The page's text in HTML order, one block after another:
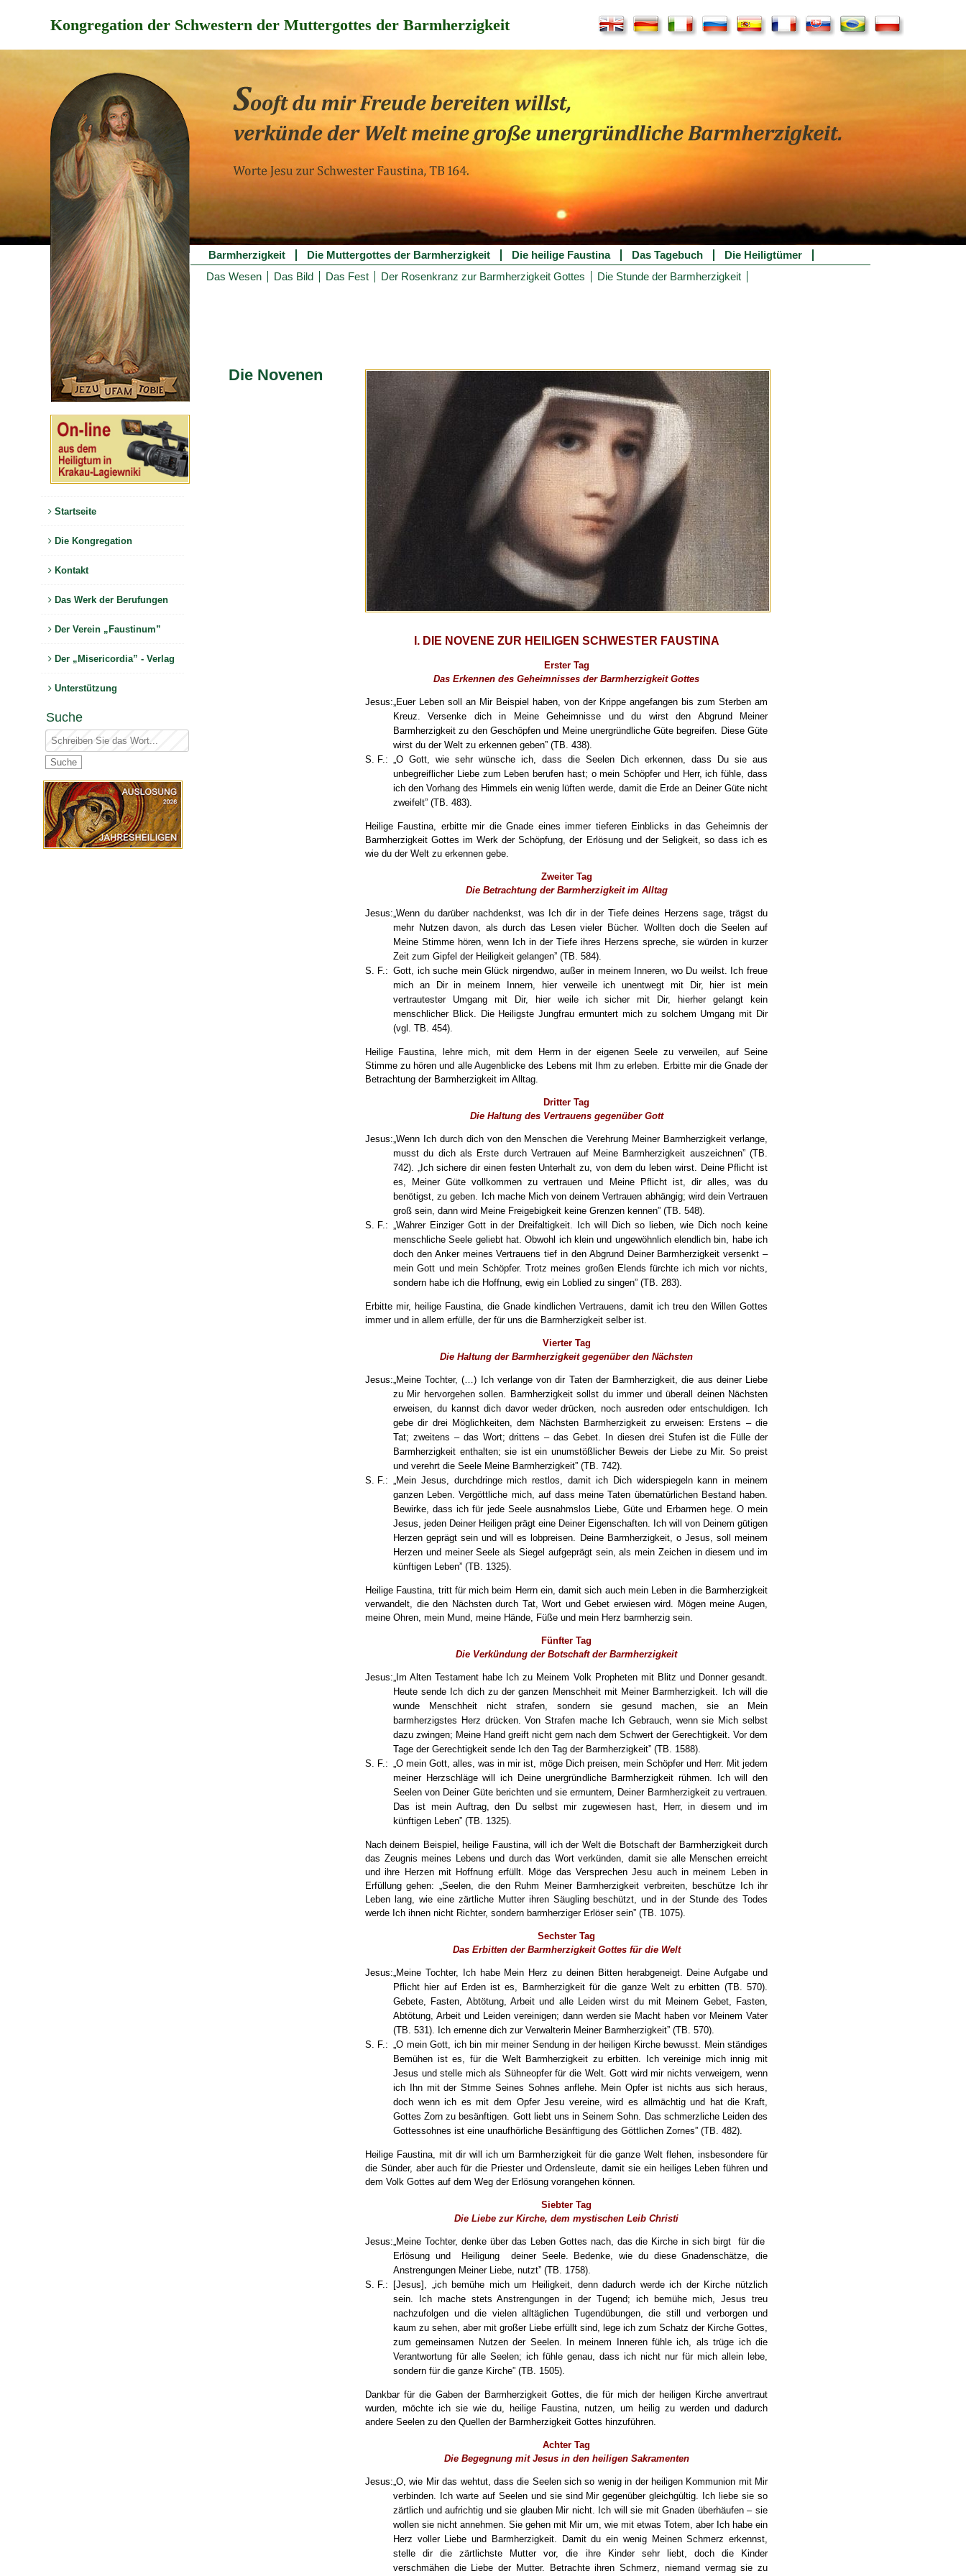
Kongregation der Schwestern der Muttergottes der Barmherzigkeit
Startseite
Die Kongregation
Kontakt
Das Werk der Berufungen
Der Verein „Faustinum”
Der „Misericordia” - Verlag
Unterstützung
Suche
Barmherzigkeit Die Muttergottes der Barmherzigkeit Die heilige Faustina Das Tagebuch
Die Heiligtümer
Das Wesen
Das Bild Das Fest Der Rosenkranz zur Barmherzigkeit Gottes Die Stunde der Barmherzigkeit
Die Novenen
I. DIE NOVENE ZUR HEILIGEN SCHWESTER FAUSTINA
Erster Tag
Das Erkennen des Geheimnisses der Barmherzigkeit Gottes
Jesus:„Euer Leben soll an Mir Beispiel haben, von der Krippe angefangen bis zum Sterben am
Kreuz. Versenke dich in Meine Geheimnisse und du wirst den Abgrund Meiner
Barmherzigkeit zu den Geschöpfen und Meine unergründliche Güte begreifen. Diese Güte
wirst du der Welt zu erkennen geben” (TB. 438).
S. F.: „O Gott, wie sehr wünsche ich, dass die Seelen Dich erkennen, dass Du sie aus
unbegreiflicher Liebe zum Leben berufen hast; o mein Schöpfer und Herr, ich fühle, dass
ich den Vorhang des Himmels ein wenig lüften werde, damit die Erde an Deiner Güte nicht
zweifelt” (TB. 483).
Heilige Faustina, erbitte mir die Gnade eines immer tieferen Einblicks in das Geheimnis der
Barmherzigkeit Gottes im Werk der Schöpfung, der Erlösung und der Seligkeit, so dass ich es
wie du der Welt zu erkennen gebe.
Zweiter Tag
Die Betrachtung der Barmherzigkeit im Alltag
Jesus:„Wenn du darüber nachdenkst, was Ich dir in der Tiefe deines Herzens sage, trägst du
mehr Nutzen davon, als durch das Lesen vieler Bücher. Wollten doch die Seelen auf
Meine Stimme hören, wenn Ich in der Tiefe ihres Herzens spreche, sie würden in kurzer
Zeit zum Gipfel der Heiligkeit gelangen” (TB. 584).
S. F.: Gott, ich suche mein Glück nirgendwo, außer in meinem Inneren, wo Du weilst. Ich freue
mich an Dir in meinem Innern, hier verweile ich unentwegt mit Dir, hier ist mein
vertrautester Umgang mit Dir, hier weile ich sicher mit Dir, hierher gelangt kein
menschlicher Blick. Die Heiligste Jungfrau ermuntert mich zu solchem Umgang mit Dir
(vgl. TB. 454).
Heilige Faustina, lehre mich, mit dem Herrn in der eigenen Seele zu verweilen, auf Seine
Stimme zu hören und alle Augenblicke des Lebens mit Ihm zu erleben. Erbitte mir die Gnade der
Betrachtung der Barmherzigkeit im Alltag.
Dritter Tag
Die Haltung des Vertrauens gegenüber Gott
Jesus:„Wenn Ich durch dich von den Menschen die Verehrung Meiner Barmherzigkeit verlange,
musst du dich als Erste durch Vertrauen auf Meine Barmherzigkeit auszeichnen” (TB.
742). „Ich sichere dir einen festen Unterhalt zu, von dem du leben wirst. Deine Pflicht ist
es, Meiner Güte vollkommen zu vertrauen und Meine Pflicht ist, dir alles, was du
benötigst, zu geben. Ich mache Mich von deinem Vertrauen abhängig; wird dein Vertrauen
groß sein, dann wird Meine Freigebigkeit keine Grenzen kennen” (TB. 548).
S. F.: „Wahrer Einziger Gott in der Dreifaltigkeit. Ich will Dich so lieben, wie Dich noch keine
menschliche Seele geliebt hat. Obwohl ich klein und ungewöhnlich elendlich bin, habe ich
doch den Anker meines Vertrauens tief in den Abgrund Deiner Barmherzigkeit versenkt –
mein Gott und mein Schöpfer. Trotz meines großen Elends fürchte ich mich vor nichts,
sondern habe ich die Hoffnung, ewig ein Loblied zu singen” (TB. 283).
Erbitte mir, heilige Faustina, die Gnade kindlichen Vertrauens, damit ich treu den Willen Gottes
immer und in allem erfülle, der für uns die Barmherzigkeit selber ist.
Vierter Tag
Die Haltung der Barmherzigkeit gegenüber den Nächsten
Jesus:„Meine Tochter, (…) Ich verlange von dir Taten der Barmherzigkeit, die aus deiner Liebe
zu Mir hervorgehen sollen. Barmherzigkeit sollst du immer und überall deinen Nächsten
erweisen, du kannst dich davor weder drücken, noch ausreden oder entschuldigen. Ich
gebe dir drei Möglichkeiten, dem Nächsten Barmherzigkeit zu erweisen: Erstens – die
Tat; zweitens – das Wort; drittens – das Gebet. In diesen drei Stufen ist die Fülle der
Barmherzigkeit enthalten; sie ist ein unumstößlicher Beweis der Liebe zu Mir. So preist
und verehrt die Seele Meine Barmherzigkeit” (TB. 742).
S. F.: „Mein Jesus, durchdringe mich restlos, damit ich Dich widerspiegeln kann in meinem
ganzen Leben. Vergöttliche mich, auf dass meine Taten übernatürlichen Bestand haben.
Bewirke, dass ich für jede Seele ausnahmslos Liebe, Güte und Erbarmen hege. O mein
Jesus, jeden Deiner Heiligen prägt eine Deiner Eigenschaften. Ich will von Deinem gütigen
Herzen geprägt sein und will es lobpreisen. Deine Barmherzigkeit, o Jesus, soll meinem
Herzen und meiner Seele als Siegel aufgeprägt sein, als mein Zeichen in diesem und im
künftigen Leben” (TB. 1325).
Heilige Faustina, tritt für mich beim Herrn ein, damit sich auch mein Leben in die Barmherzigkeit
verwandelt, die den Nächsten durch Tat, Wort und Gebet erwiesen wird. Mögen meine Augen,
meine Ohren, mein Mund, meine Hände, Füße und mein Herz barmherzig sein.
Fünfter Tag
Die Verkündung der Botschaft der Barmherzigkeit
Jesus:„Im Alten Testament habe Ich zu Meinem Volk Propheten mit Blitz und Donner gesandt.
Heute sende Ich dich zu der ganzen Menschheit mit Meiner Barmherzigkeit. Ich will die
wunde Menschheit nicht strafen, sondern sie gesund machen, sie an Mein
barmherzigstes Herz drücken. Von Strafen mache Ich Gebrauch, wenn sie Mich selbst
dazu zwingen; Meine Hand greift nicht gern nach dem Schwert der Gerechtigkeit. Vor dem
Tage der Gerechtigkeit sende Ich den Tag der Barmherzigkeit” (TB. 1588).
S. F.: „O mein Gott, alles, was in mir ist, möge Dich preisen, mein Schöpfer und Herr. Mit jedem
meiner Herzschläge will ich Deine unergründliche Barmherzigkeit rühmen. Ich will den
Seelen von Deiner Güte berichten und sie ermuntern, Deiner Barmherzigkeit zu vertrauen.
Das ist mein Auftrag, den Du selbst mir zugewiesen hast, Herr, in diesem und im
künftigen Leben” (TB. 1325).
Nach deinem Beispiel, heilige Faustina, will ich der Welt die Botschaft der Barmherzigkeit durch
das Zeugnis meines Lebens und durch das Wort verkünden, damit sie alle Menschen erreicht
und ihre Herzen mit Hoffnung erfüllt. Möge das Versprechen Jesu auch in meinem Leben in
Erfüllung gehen: „Seelen, die den Ruhm Meiner Barmherzigkeit verbreiten, beschütze Ich ihr
Leben lang, wie eine zärtliche Mutter ihren Säugling beschützt, und in der Stunde des Todes
werde Ich ihnen nicht Richter, sondern barmherziger Erlöser sein” (TB. 1075).
Sechster Tag
Das Erbitten der Barmherzigkeit Gottes für die Welt
Jesus:„Meine Tochter, Ich habe Mein Herz zu deinen Bitten herabgeneigt. Deine Aufgabe und
Pflicht hier auf Erden ist es, Barmherzigkeit für die ganze Welt zu erbitten (TB. 570).
Gebete, Fasten, Abtötung, Arbeit und alle Leiden wirst du mit Meinem Gebet, Fasten,
Abtötung, Arbeit und Leiden vereinigen; dann werden sie Macht haben vor Meinem Vater
(TB. 531). Ich ernenne dich zur Verwalterin Meiner Barmherzigkeit” (TB. 570).
S. F.: „O mein Gott, ich bin mir meiner Sendung in der heiligen Kirche bewusst. Mein ständiges
Bemühen ist es, für die Welt Barmherzigkeit zu erbitten. Ich vereinige mich innig mit
Jesus und stelle mich als Sühneopfer für die Welt. Gott wird mir nichts verweigern, wenn
ich Ihn mit der Stmme Seines Sohnes anflehe. Mein Opfer ist nichts aus sich heraus,
doch wenn ich es mit dem Opfer Jesu vereine, wird es allmächtig und hat die Kraft,
Gottes Zorn zu besänftigen. Gott liebt uns in Seinem Sohn. Das schmerzliche Leiden des
Gottessohnes ist eine unaufhörliche Besänftigung des Göttlichen Zornes” (TB. 482).
Heilige Faustina, mit dir will ich um Barmherzigkeit für die ganze Welt flehen, insbesondere für
die Sünder, aber auch für die Priester und Ordensleute, damit sie ein heiliges Leben führen und
dem Volk Gottes auf dem Weg der Erlösung vorangehen können.
Siebter Tag
Die Liebe zur Kirche, dem mystischen Leib Christi
Jesus:„Meine Tochter, denke über das Leben Gottes nach, das die Kirche in sich birgt für die
Erlösung und Heiligung deiner Seele. Bedenke, wie du diese Gnadenschätze, die
Anstrengungen Meiner Liebe, nutzt” (TB. 1758).
S. F.:
[Jesus], „ich bemühe mich um Heiligkeit, denn dadurch werde ich der Kirche nützlich
sein. Ich mache stets Anstrengungen in der Tugend; ich bemühe mich, Jesus treu
nachzufolgen und die vielen alltäglichen Tugendübungen, die still und verborgen und
kaum zu sehen, aber mit großer Liebe erfüllt sind, lege ich zum Schatz der Kirche Gottes,
zum gemeinsamen Nutzen der Seelen. In meinem Inneren fühle ich, als trüge ich die
Verantwortung für alle Seelen; ich fühle genau, dass ich nicht nur für mich allein lebe,
sondern für die ganze Kirche” (TB. 1505).
Dankbar für die Gaben der Barmherzigkeit Gottes, die für mich der heiligen Kirche anvertraut
wurden, möchte ich sie wie du, heilige Faustina, nutzen, um heilig zu werden und dadurch
andere Seelen zu den Quellen der Barmherzigkeit Gottes hinzuführen.
Achter Tag
Die Begegnung mit Jesus in den heiligen Sakramenten
Jesus:„O, wie Mir das wehtut, dass die Seelen sich so wenig in der heiligen Kommunion mit Mir
verbinden. Ich warte auf Seelen und sie sind Mir gegenüber gleichgültig. Ich liebe sie so
zärtlich und aufrichtig und sie glauben Mir nicht. Ich will sie mit Gnaden überhäufen – sie
wollen sie nicht annehmen. Sie gehen mit Mir um, wie mit etwas Totem, aber Ich habe ein
Herz voller Liebe und Barmherzigkeit. Damit du ein wenig Meinen Schmerz erkennst,
stelle dir die zärtlichste Mutter vor, die ihre Kinder sehr liebt, doch die Kinder
verschmähen die Liebe der Mutter. Betrachte ihren Schmerz, niemand vermag sie zu